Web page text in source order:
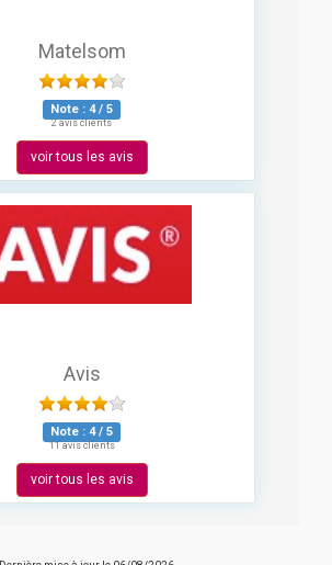
Matelsom
Note : 4/ 5
2 avis clients
voir tous les avis
Avis
Note : 4/ 5
11 avis clients
voir tous les avis